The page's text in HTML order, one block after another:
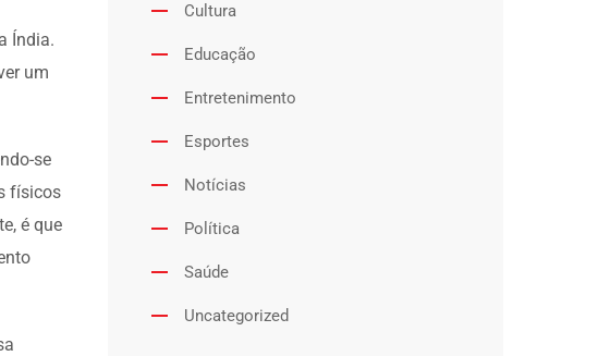
Índia.
um
se
físicos
é que
Cultura
Educação
Entretenimento
Esportes
Notícias
Política
Saúde
Uncategorized